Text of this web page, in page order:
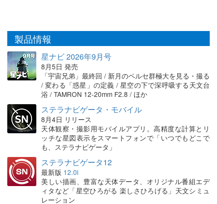
製品情報
星ナビ 2026年9月号
8月5日 発売
「宇宙兄弟」最終回 / 新月のペルセ群極大を見る・撮る
/ 変わる「惑星」の定義 / 星空の下で深呼吸する天文台
浴 / TAMRON 12-20mm F2.8 / ほか
ステラナビゲータ・モバイル
8月4日 リリース
天体観察・撮影用モバイルアプリ。高精度な計算とリ
ッチな星図表示をスマートフォンで「いつでもどこで
も、ステラナビゲータ」
ステラナビゲータ12
最新版 12.0i
美しい描画、豊富な天体データ、オリジナル番組エデ
ィタなど「星空ひろがる 楽しさひろげる」天文シミュ
レーション